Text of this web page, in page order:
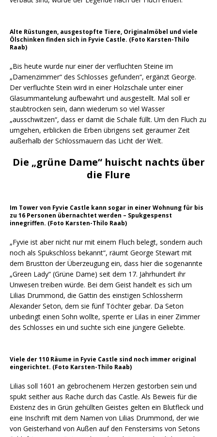
Alte Rüstungen, ausgestopfte Tiere, Originalmöbel und viele
Ölschinken finden sich in Fyvie Castle. (Foto Karsten-Thilo
Raab)
„Bis heute wurde nur einer der verfluchten Steine im
„Damenzimmer“ des Schlosses gefunden“, ergänzt George.
Der verfluchte Stein wird in einer Holzschale unter einer
Glasummantelung aufbewahrt und ausgestellt. Mal soll er
staubtrocken sein, dann wiederum so viel Wasser
„ausschwitzen“, dass er damit die Schale füllt. Um den Fluch zu
umgehen, erblicken die Erben übrigens seit geraumer Zeit
außerhalb der Schlossmauern das Licht der Welt.
Die „grüne Dame“ huischt nachts über
die Flure
Im Tower von Fyvie Castle kann sogar in einer Wohnung für bis
zu 16 Personen übernachtet werden – Spukgespenst
innegriffen. (Foto Karsten-Thilo Raab)
„Fyvie ist aber nicht nur mit einem Fluch belegt, sondern auch
noch als Spukschloss bekannt“, räumt George Stewart mit
dem Brustton der Überzeugung ein, dass hier die sogenannte
„Green Lady“ (Grüne Dame) seit dem 17. Jahrhundert ihr
Unwesen treiben würde. Bei dem Geist handelt es sich um
Lilias Drummond, die Gattin des einstigen Schlossherrn
Alexander Seton, dem sie fünf Töchter gebar. Da Seton
unbedingt einen Sohn wollte, sperrte er Lilas in einer Zimmer
des Schlosses ein und suchte sich eine jüngere Geliebte.
Viele der 110 Räume in Fyvie Castle sind noch immer original
eingerichtet. (Foto Karsten-Thilo Raab)
Lilias soll 1601 an gebrochenem Herzen gestorben sein und
spukt seither aus Rache durch das Castle. Als Beweis für die
Existenz des in Grün gehüllten Geistes gelten ein Blutfleck und
eine Inschrift mit dem Namen von Lilias Drummond, der wie
von Geisterhand von Außen auf den Fenstersims von Setons